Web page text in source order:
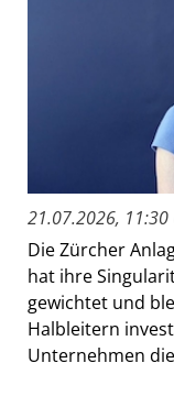
21.07.2026, 11:30
Die Zürcher
hat ihre
gewichtet und
Halbleitern
Unternehmen